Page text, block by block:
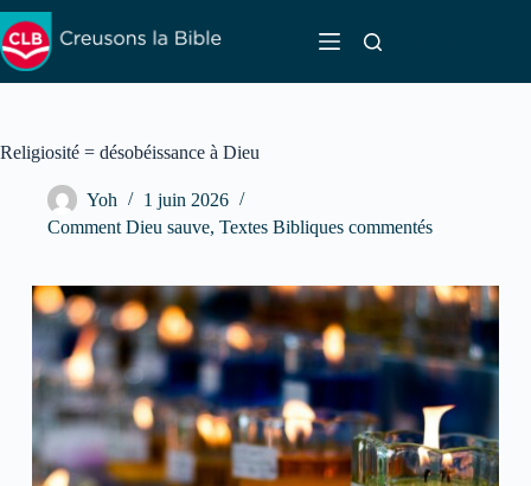
Passer
au
contenu
Religiosité = désobéissance à Dieu
Yoh
1 juin 2026
Comment Dieu sauve, Textes Bibliques commentés